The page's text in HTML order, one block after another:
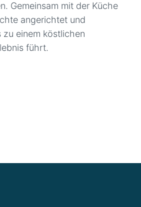
Gemeinsam mit der Küche
angerichtet und
zu einem köstlichen
führt.